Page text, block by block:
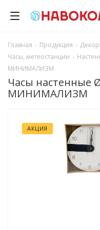
Главная - Продукция -
Часы, метеостанции -
МИНИМАЛИЗМ
Часы настенные
МИНИМАЛИЗМ
АКЦИЯ